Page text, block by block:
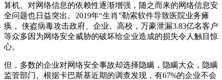
算机、对网络信息的依赖性逐渐增强，随之而来的网络信息安
全问题也日益突出。2019年“生肖”勒索软件导致医院业务瘫
痪， 侠盗病毒攻击政府、企业、高校，万豪泄漏3.83亿名客户
等众多因为网络安全威胁的破坏给企业造成的损失令人触目惊
心。
但，多数的企业对网络安全事故却选择隐瞒，隐瞒大众，隐瞒
监管部门。根据卡巴斯基近期的调查发现，有67%的企业不会